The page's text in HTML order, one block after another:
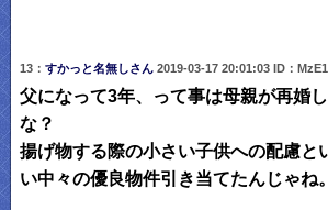
13： すかっと名無しさん 2019-03-17 20:01:03 ID：
父になって3年、って事は母親が再婚
な？
揚げ物する際の小さい子供への配慮と
い中々の優良物件引き当てたんじゃね。